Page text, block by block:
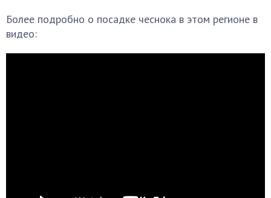
Более подробно о посадке чеснока в этом регионе в
видео: